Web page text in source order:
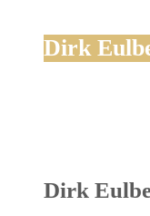
Dirk
Dirk